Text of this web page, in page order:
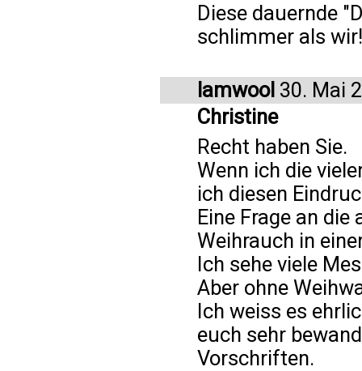
Diese dauernde
schlimmer als
lamwool 30. Mai
Christine
Recht haben Sie.
Wenn ich die
ich diesen
Eine Frage an
Weihrauch in
Ich sehe viele
Aber ohne
Ich weiss es
euch sehr
Vorschriften.